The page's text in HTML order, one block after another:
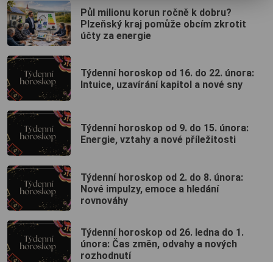
Půl milionu korun ročně k dobru?
Plzeňský kraj pomůže obcím zkrotit
účty za energie
Týdenní horoskop od 16. do 22. února:
Intuice, uzavírání kapitol a nové sny
Týdenní horoskop od 9. do 15. února:
Energie, vztahy a nové příležitosti
Týdenní horoskop od 2. do 8. února:
Nové impulzy, emoce a hledání
rovnováhy
Týdenní horoskop od 26. ledna do 1.
února: Čas změn, odvahy a nových
rozhodnutí